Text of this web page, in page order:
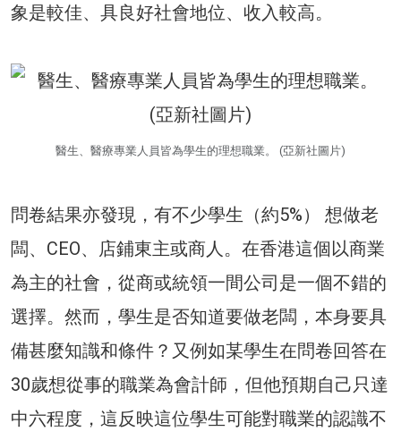
象是較佳、具良好社會地位、收入較高。
醫生、醫療專業人員皆為學生的理想職業。 (亞新社圖片)
問卷結果亦發現，有不少學生（約5%） 想做老
闆、CEO、店鋪東主或商人。在香港這個以商業
為主的社會，從商或統領一間公司是一個不錯的
選擇。然而，學生是否知道要做老闆，本身要具
備甚麼知識和條件？又例如某學生在問卷回答在
30歲想從事的職業為會計師，但他預期自己只達
中六程度，這反映這位學生可能對職業的認識不